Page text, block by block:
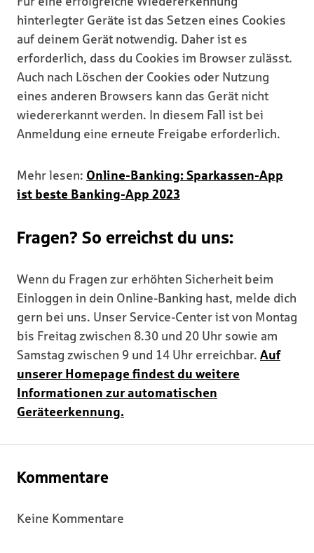
hinterlegter Geräte ist das Setzen eines Cookies
auf deinem Gerät notwendig. Daher ist es
erforderlich, dass du Cookies im Browser zulässt.
Auch nach Löschen der Cookies oder Nutzung
eines anderen Browsers kann das Gerät nicht
wieder­erkannt werden. In diesem Fall ist bei
Anmeldung eine erneute Freigabe erforderlich.
Mehr lesen: Online-Banking: Sparkassen-App
ist beste Banking-App 2023
Fragen? So erreichst du uns:
Wenn du Fragen zur erhöhten Sicherheit beim
Einloggen in dein Online-Banking hast, melde dich
gern bei uns. Unser Service-Center ist von Montag
bis Freitag zwischen 8.30 und 20 Uhr sowie am
Samstag zwischen 9 und 14 Uhr erreichbar. Auf
unserer Homepage findest du weitere
Informationen zur automatischen
Geräteerkennung.
Kommentare
Keine Kommentare